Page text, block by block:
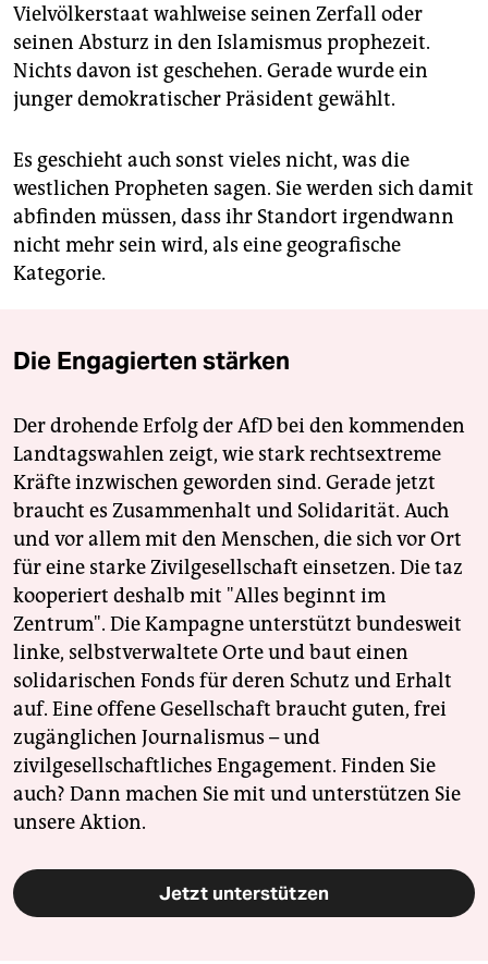
Vielvölkerstaat wahlweise seinen Zerfall oder
seinen Absturz in den Islamismus prophezeit.
Nichts davon ist geschehen. Gerade wurde ein
junger demokratischer Präsident gewählt.
Es geschieht auch sonst vieles nicht, was die
westlichen Propheten sagen. Sie werden sich damit
abfinden müssen, dass ihr Standort irgendwann
nicht mehr sein wird, als eine geografische
Kategorie.
Die Engagierten stärken
Der drohende Erfolg der AfD bei den kommenden
Landtagswahlen zeigt, wie stark rechtsextreme
Kräfte inzwischen geworden sind. Gerade jetzt
braucht es Zusammenhalt und Solidarität. Auch
und vor allem mit den Menschen, die sich vor Ort
für eine starke Zivilgesellschaft einsetzen. Die taz
kooperiert deshalb mit "Alles beginnt im
Zentrum". Die Kampagne unterstützt bundesweit
linke, selbstverwaltete Orte und baut einen
solidarischen Fonds für deren Schutz und Erhalt
auf. Eine offene Gesellschaft braucht guten, frei
zugänglichen Journalismus – und
zivilgesellschaftliches Engagement. Finden Sie
auch? Dann machen Sie mit und unterstützen Sie
unsere Aktion.
Jetzt unterstützen